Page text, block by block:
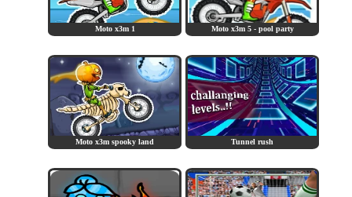
Moto x3m 1 Moto x3m 5 - pool party
Moto x3m spooky land Tunnel rush